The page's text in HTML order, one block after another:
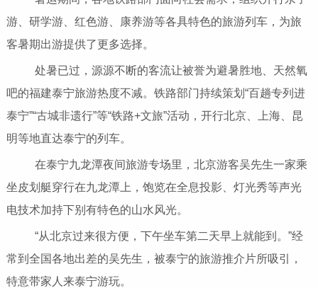
游、研学游、红色游、康养游等各具特色的旅游列车，为旅
客暑期出游提供了更多选择。
处暑已过，源源不断的客流让被誉为避暑胜地、天然氧
吧的福建泰宁旅游热度不减。铁路部门持续策划“百趟专列进
泰宁”“古城非遗行”等“铁路+文旅”活动，开行北京、上海、昆
明等地直达泰宁的列车。
在泰宁九龙潭夜间旅游专场里，北京游客吴先生一家乘
坐皮划艇穿行在九龙潭上，饱览在全息投影、灯光秀等声光
电技术加持下别有特色的山水风光。
“从北京过来很方便，下午坐车第二天早上就能到。”经
常到全国各地出差的吴先生，被泰宁的旅游推介片所吸引，
特意带家人来泰宁游玩。